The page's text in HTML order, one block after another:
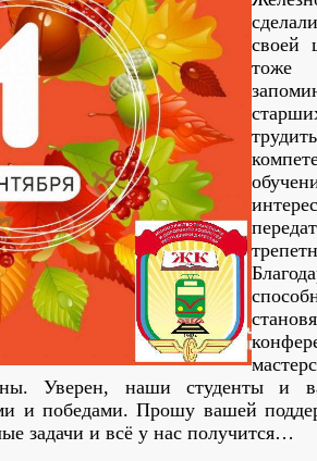
своей
Уверен, наши студенты и
и победами. Прошу вашей
задачи и всё у нас получится…